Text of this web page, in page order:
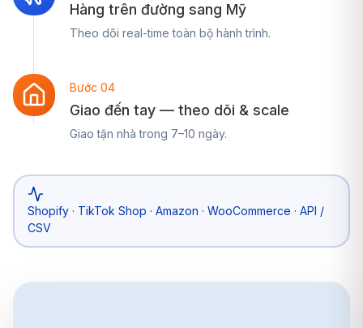
Hàng trên đường sang Mỹ
Theo dõi real-time toàn bộ hành trình.
Bước 04
Giao đến tay — theo dõi & scale
Giao tận nhà trong 7–10 ngày.
Shopify · TikTok Shop · Amazon · WooCommerce · API /
CSV